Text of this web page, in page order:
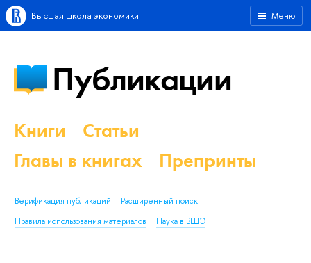
Меню
Высшая школа экономики
Публикации
Книги
Статьи
Главы в книгах
Препринты
Верификация публикаций
Расширенный поиск
Правила использования материалов
Наука в ВШЭ